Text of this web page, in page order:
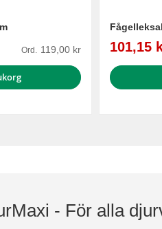
Ord. 119,00 kr
Reapris
101,15
- För alla